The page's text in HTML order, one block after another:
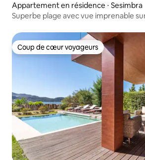
Appartement en résidence ⋅ Sesimbra
Superbe plage avec vue imprenable
Coup de cœur voyageurs
Coup de cœur voyageurs